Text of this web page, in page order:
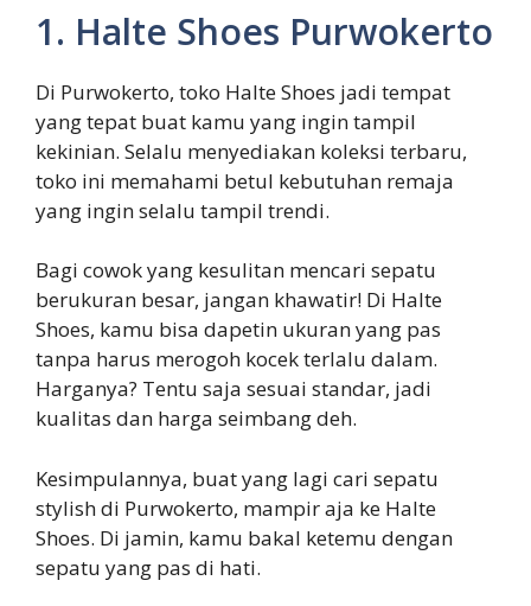
1. Halte Shoes Purwokerto
Di Purwokerto, toko Halte Shoes jadi tempat
yang tepat buat kamu yang ingin tampil
kekinian. Selalu menyediakan koleksi terbaru,
toko ini memahami betul kebutuhan remaja
yang ingin selalu tampil trendi.
Bagi cowok yang kesulitan mencari sepatu
berukuran besar, jangan khawatir! Di Halte
Shoes, kamu bisa dapetin ukuran yang pas
tanpa harus merogoh kocek terlalu dalam.
Harganya? Tentu saja sesuai standar, jadi
kualitas dan harga seimbang deh.
Kesimpulannya, buat yang lagi cari sepatu
stylish di Purwokerto, mampir aja ke Halte
Shoes. Di jamin, kamu bakal ketemu dengan
sepatu yang pas di hati.